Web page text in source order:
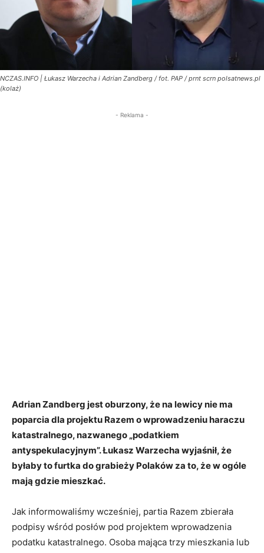
NCZAS.INFO | Łukasz Warzecha i Adrian Zandberg / fot. PAP / prnt scrn polsatnews.pl
(kolaż)
- Reklama -
Adrian Zandberg jest oburzony, że na lewicy nie ma
poparcia dla projektu Razem o wprowadzeniu haraczu
katastralnego, nazwanego „podatkiem
antyspekulacyjnym”. Łukasz Warzecha wyjaśnił, że
byłaby to furtka do grabieży Polaków za to, że w ogóle
mają gdzie mieszkać.
Jak informowaliśmy wcześniej, partia Razem zbierała
podpisy wśród posłów pod projektem wprowadzenia
podatku katastralnego. Osoba mająca trzy mieszkania lub